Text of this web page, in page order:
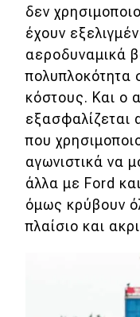
Δοκιμή
Αποστολή
Συγκρίνουμε
Αγώνες
Formula 1
WRC
Motorsport
δεν
έχουν
αεροδυναμικά
πολυπλοκότητα
κόστους. Και ο
εξασφαλίζεται
που
αγωνιστικά να
άλλα με Ford
όμως κρύβουν
πλαίσιο και